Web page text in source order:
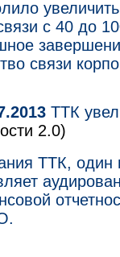
с 40 до
связи
ТТК
2.0)
ТТК, один